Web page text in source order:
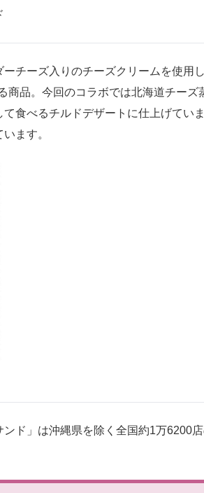
チーズ入りのチーズクリームを使用
商品。今回のコラボでは北海道チーズ
食べるチルドデザートに仕上げてい
ます。
ド」は沖縄県を除く全国約1万6200店